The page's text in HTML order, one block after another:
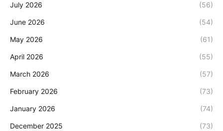
July 2026 (56)
June 2026 (54)
May 2026 (61)
April 2026 (55)
March 2026 (57)
February 2026 (73)
January 2026 (74)
December 2025 (73)